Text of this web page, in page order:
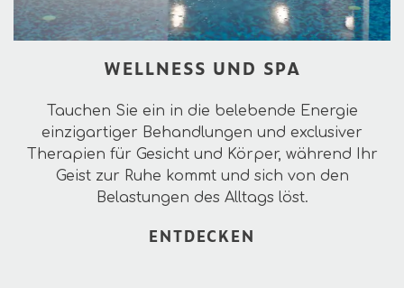
WELLNESS UND SPA
Tauchen Sie ein in die belebende Energie
einzigartiger Behandlungen und exclusiver
Therapien für Gesicht und Körper, während Ihr
Geist zur Ruhe kommt und sich von den
Belastungen des Alltags löst.
ENTDECKEN